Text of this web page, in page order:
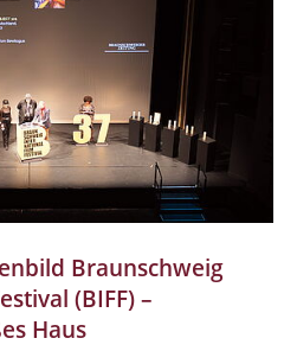
Braunschweig
(BIFF) –
Haus